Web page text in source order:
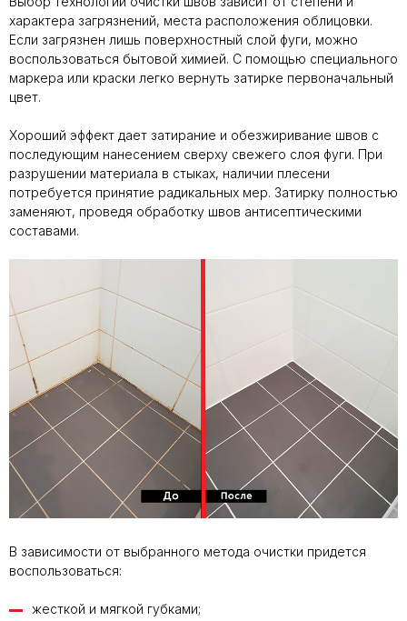
характера загрязнений, места расположения облицовки.
Если загрязнен лишь поверхностный слой фуги, можно
воспользоваться бытовой химией. С помощью специального
маркера или краски легко вернуть затирке первоначальный
цвет.
Хороший эффект дает затирание и обезжиривание швов с
последующим нанесением сверху свежего слоя фуги. При
разрушении материала в стыках, наличии плесени
потребуется принятие радикальных мер. Затирку полностью
заменяют, проведя обработку швов антисептическими
составами.
В зависимости от выбранного метода очистки придется
воспользоваться:
жесткой и мягкой губками;